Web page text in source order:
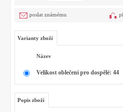
poslat známému
Varianty zboží
Název
Velikost oblečení pro dospělé: 44
Popis zboží